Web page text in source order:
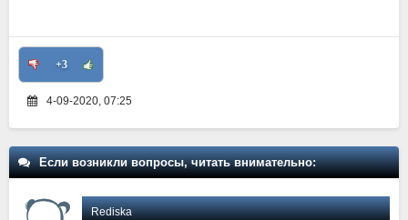
+3
4-09-2020, 07:25
Если возникли вопросы, читать внимательно:
Rediska